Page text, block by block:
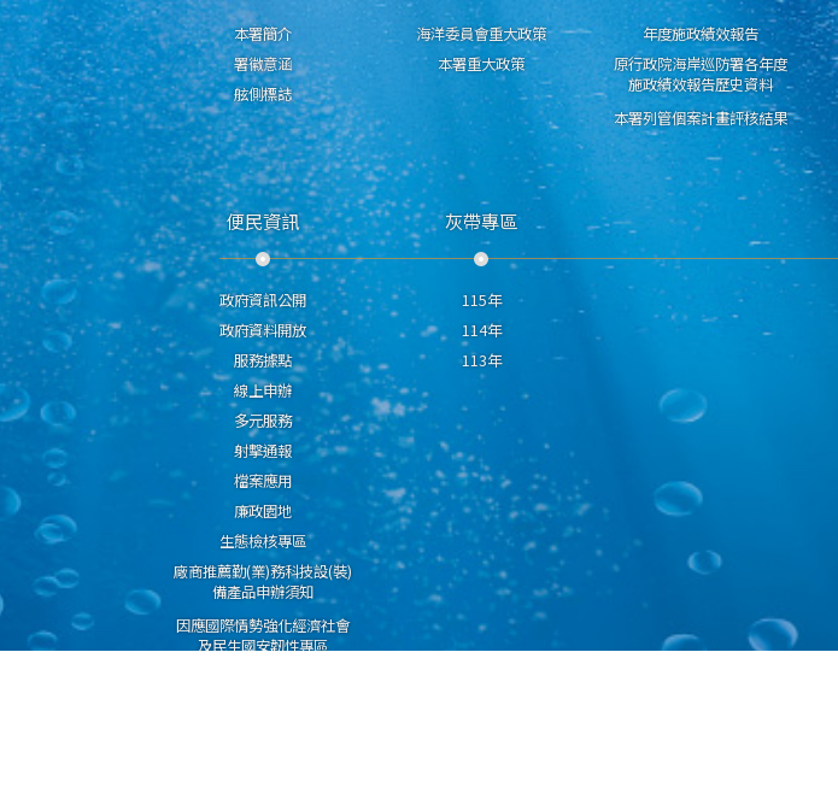
本署簡介
署徽意涵
舷側標誌
海洋委員會重大政策
本署重大政策
年度施政績效報告
原行政院海岸巡防署各年度
施政績效報告歷史資料
本署列管個案計畫評核結果
便民資訊
政府資訊公開
政府資料開放
服務據點
線上申辦
多元服務
射擊通報
檔案應用
廉政園地
生態檢核專區
廠商推薦勤(業)務科技設(裝)
備產品申辦須知
因應國際情勢強化經濟社會
及民生國安韌性專區
灰帶專區
115年
114年
113年